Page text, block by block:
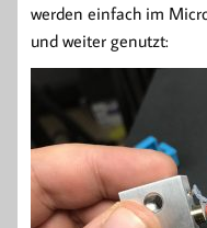
werden einfach im
und weiter genutzt: